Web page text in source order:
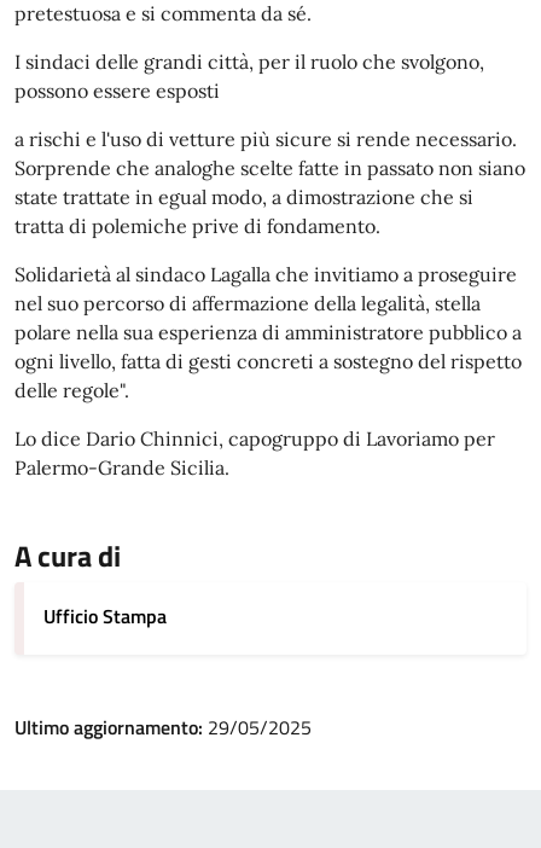
pretestuosa e si commenta da sé.
I sindaci delle grandi città, per il ruolo che svolgono,
possono essere esposti
a rischi e l'uso di vetture più sicure si rende necessario.
Sorprende che analoghe scelte fatte in passato non siano
state trattate in egual modo, a dimostrazione che si
tratta di polemiche prive di fondamento.
Solidarietà al sindaco Lagalla che invitiamo a proseguire
nel suo percorso di affermazione della legalità, stella
polare nella sua esperienza di amministratore pubblico a
ogni livello, fatta di gesti concreti a sostegno del rispetto
delle regole".
Lo dice Dario Chinnici, capogruppo di Lavoriamo per
Palermo-Grande Sicilia.
A cura di
Ufficio Stampa
Ultimo aggiornamento: 29/05/2025